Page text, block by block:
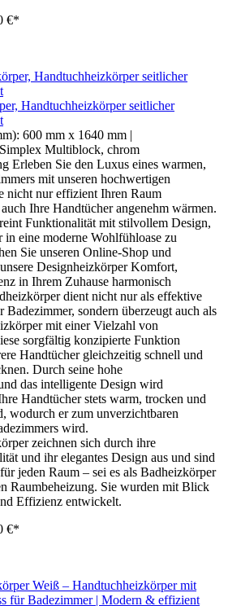
€*
Handtuchheizkörper seitlicher
600 mm x 1640 mm |
Simplex Multiblock, chrom
Erleben Sie den Luxus eines warmen,
mit unseren hochwertigen
nicht nur effizient Ihren Raum
Ihre Handtücher angenehm wärmen.
Funktionalität mit stilvollem Design,
eine moderne Wohlfühloase zu
Sie unseren Online-Shop und
Designheizkörper Komfort,
in Ihrem Zuhause harmonisch
dient nicht nur als effektive
sondern überzeugt auch als
mit einer Vielzahl von
sorgfältig konzipierte Funktion
Handtücher gleichzeitig schnell und
Durch seine hohe
das intelligente Design wird
Handtücher stets warm, trocken und
wodurch er zum unverzichtbaren
wird.
zeichnen sich durch ihre
und ihr elegantes Design aus und sind
jeden Raum – sei es als Badheizkörper
Raumbeheizung. Sie wurden mit Blick
Effizienz entwickelt.
€*